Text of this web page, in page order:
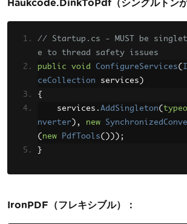
Haukcode.DinkToPdf（シングルトン
// Startup.cs - MUST be
e to thread safety issues
public
void ConfigureServices(
ceCollection services )
{
    services
. AddSingleton(
nverter ), new
( new PdfTools()));
}
IronPDF（フレキシブル）：